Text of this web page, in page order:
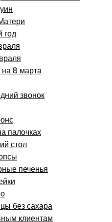
год
8 марта
звонок
палочках
стол
печенья
без сахара
клиентам